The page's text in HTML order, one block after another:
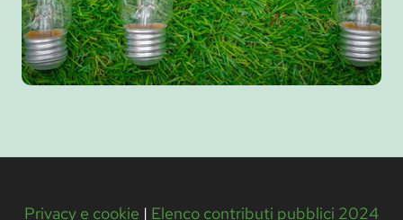
Privacy e cookie | Elenco contributi pubblici 2024